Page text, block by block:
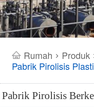
Rumah > Produk
Pabrik Pirolisis
Pabrik Pirolisis